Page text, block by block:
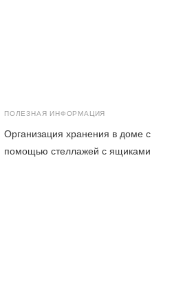
ПОЛЕЗНАЯ ИНФОРМАЦИЯ
Организация хранения в доме с
помощью стеллажей с ящиками